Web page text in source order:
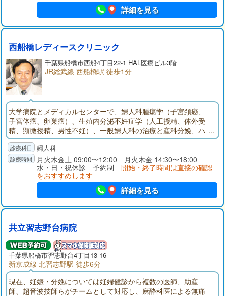
詳細を見る
西船橋レディースクリニック
千葉県船橋市西船4丁目22-1 HAL医療ビル3階
JR総武線 西船橋駅 徒歩1分
大学病院とメディカルセンターで、婦人科腫瘍学（子宮頚癌、
子宮体癌、卵巣癌）、生殖内分泌不妊症学（人工授精、体外受
精、顕微授精、男性不妊）、一般婦人科の治療と産科分娩、ハ
イリスク妊娠、人工妊娠中絶手術の取り扱いを全般的に勉強し
てまいりました。当院では、不妊症治療・月経不順とホルモン
異常・ピル外来・避妊相談・がん検診・性感染症・更年期障
害・漢方薬・プラセンタや健診を行っております。
婦人科
月火木金土 09:00〜12:00 月火木金 14:30〜18:00
水・日・祝休診 予約制 開始・終了時間は直接の確認
をおすすめします
詳細を見る
共立習志野台病院
千葉県船橋市習志野台4丁目13-16
新京成線 北習志野駅 徒歩6分
現在、妊娠・分娩については妊婦健診から複数の医師、助産
師、超音波技師らがチームとして対応し、麻酔科医による無痛